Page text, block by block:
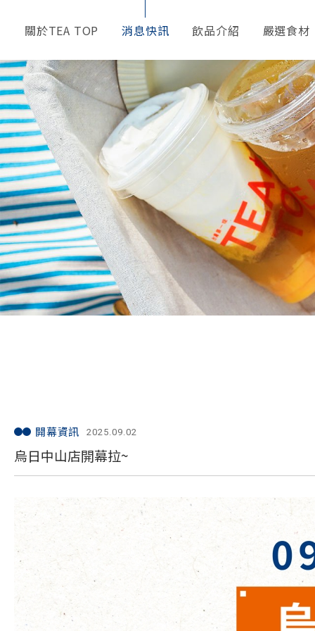
關於TEA TOP 消息快訊 飲品介紹 嚴選食材
開幕資訊 2025.09.02
烏日中山店開幕拉~